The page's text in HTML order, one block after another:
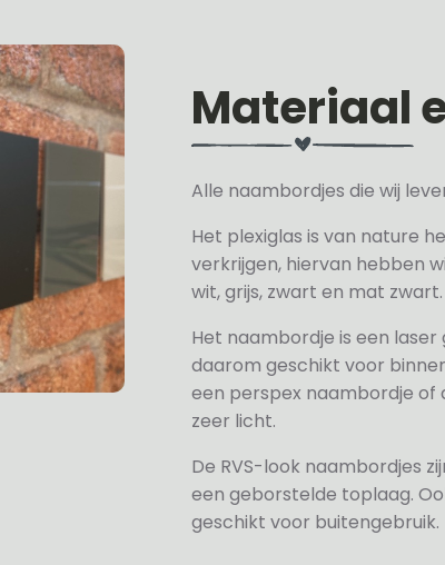
Materiaal
Alle naambordjes die wij
Het plexiglas is van nature
verkrijgen, hiervan hebben
wit, grijs, zwart en mat zwart.
Het naambordje is een
daarom geschikt voor
een perspex naambordje
zeer licht.
De RVS-look naambordjes
een geborstelde toplaag.
geschikt voor buitengebruik.